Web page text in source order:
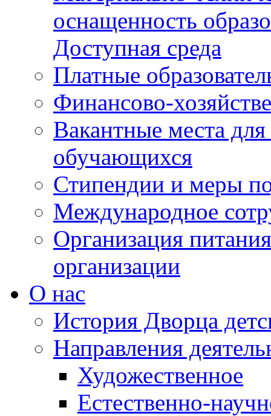
оснащенность
Доступная среда
Платные
Финансово-
Вакантные места
обучающихся
Стипендии и меры
Международное
Организация
организации
О нас
История Дворца
Направления
Художественное
Естественно-